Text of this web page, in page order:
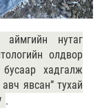
аймгийн нутаг
олдвор
хадгалж
явсан” тухай
.